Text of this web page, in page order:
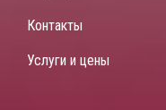
Контакты
Услуги и цены